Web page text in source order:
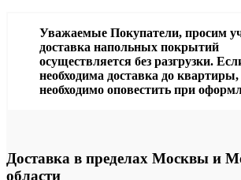
Уважаемые Покупатели, просим
доставка напольных покрытий
осуществляется без разгрузки.
необходима доставка до квартиры,
необходимо оповестить при
Доставка в пределах Москвы и
области